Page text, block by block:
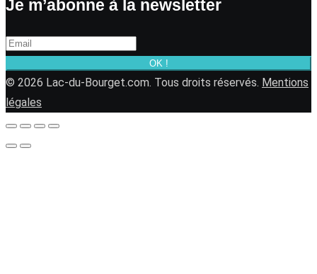
Je m’abonne à la newsletter
OK !
© 2026 Lac-du-Bourget.com. Tous droits réservés. Mentions
légales